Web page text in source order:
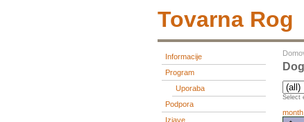
Tovarna Rog
Informacije
Program
Uporaba
Podpora
Izjave
Select
month